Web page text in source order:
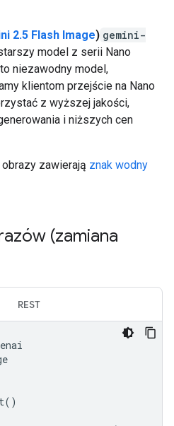
2.5 Flash Image) gemini-
model z serii Nano
niezawodny model,
klientom przejście na Nano
z wyższej jakości,
i niższych cen
zawierają znak wodny
(zamiana
REST
()